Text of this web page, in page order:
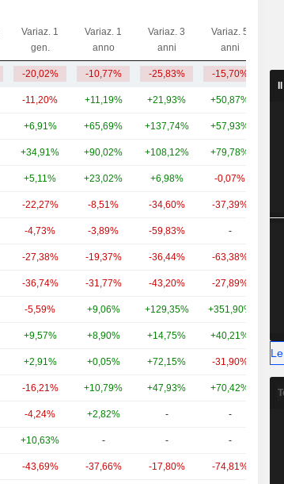
Variaz. 1
gen.
Variaz. 1
anno
Variaz. 3
anni
Variaz. 5
anni
-20,02% -10,77% -25,83% -15,70%
-11,20% +11,19% +21,93% +50,87%
+6,91% +65,69% +137,74% +57,93%
+34,91% +90,02% +108,12% +79,78%
+5,11% +23,02% +6,98% -0,07%
-22,27% -8,51% -34,60% -37,39%
-4,73% -3,89% -59,83% -
-27,38% -19,37% -36,44% -63,38%
-36,74% -31,77% -43,20% -27,89%
-5,59% +9,06% +129,35% +351,90%
+9,57% +8,90% +14,75% +40,21%
+2,91% +0,05% +72,15% -31,90%
-16,21% +10,79% +47,93% +70,42%
-4,24% +2,82% - -
+10,63% - - -
-43,69% -37,66% -17,80% -74,81%